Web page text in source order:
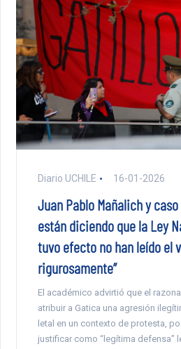
Diario UCHILE 16-01-2026
Juan Pablo Mañalich y caso
están diciendo que la Ley
tuvo efecto no han leído el
rigurosamente”
El académico advirtió que el
atribuir a Gatica una agresión
letal en un contexto de protesta,
justificar como “legítima defensa”